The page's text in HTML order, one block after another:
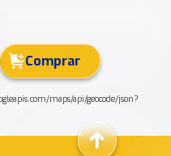
Comprar
maps/api/geocode/json?